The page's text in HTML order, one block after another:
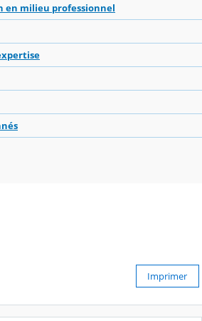
en milieu professionnel
Imprimer